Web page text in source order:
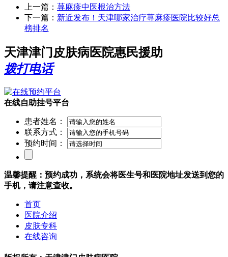
上一篇： 荨麻疹中医根治方法
下一篇： 新近发布！天津哪家治疗荨麻疹医院比较好总
榜排名
天津津门皮肤病医院惠民援助
拨打电话
在线自助挂号平台
患者姓名：
联系方式：
预约时间：
温馨提醒：预约成功，系统会将医生号和医院地址发送到您的
手机，请注意查收。
首页
医院介绍
皮肤专科
在线咨询